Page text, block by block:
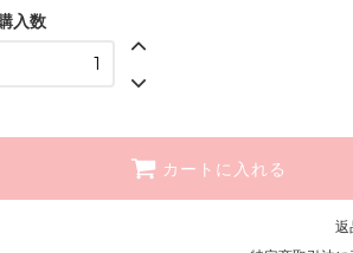
入数
カートに入れる
返